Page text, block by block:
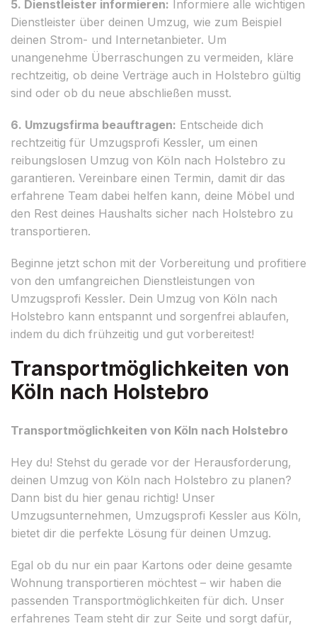
5. Dienstleister informieren: Informiere alle wichtigen
Dienstleister über deinen Umzug, wie zum Beispiel
deinen Strom- und Internetanbieter. Um
unangenehme Überraschungen zu vermeiden, kläre
rechtzeitig, ob deine Verträge auch in Holstebro gültig
sind oder ob du neue abschließen musst.
6. Umzugsfirma beauftragen: Entscheide dich
rechtzeitig für Umzugsprofi Kessler, um einen
reibungslosen Umzug von Köln nach Holstebro zu
garantieren. Vereinbare einen Termin, damit dir das
erfahrene Team dabei helfen kann, deine Möbel und
den Rest deines Haushalts sicher nach Holstebro zu
transportieren.
Beginne jetzt schon mit der Vorbereitung und profitiere
von den umfangreichen Dienstleistungen von
Umzugsprofi Kessler. Dein Umzug von Köln nach
Holstebro kann entspannt und sorgenfrei ablaufen,
indem du dich frühzeitig und gut vorbereitest!
Transportmöglichkeiten von
Köln nach Holstebro
Transportmöglichkeiten von Köln nach Holstebro
Hey du! Stehst du gerade vor der Herausforderung,
deinen Umzug von Köln nach Holstebro zu planen?
Dann bist du hier genau richtig! Unser
Umzugsunternehmen, Umzugsprofi Kessler aus Köln,
bietet dir die perfekte Lösung für deinen Umzug.
Egal ob du nur ein paar Kartons oder deine gesamte
Wohnung transportieren möchtest – wir haben die
passenden Transportmöglichkeiten für dich. Unser
erfahrenes Team steht dir zur Seite und sorgt dafür,